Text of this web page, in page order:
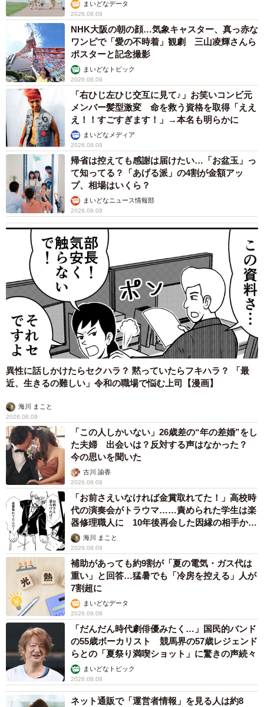
まいどなデータ
2026.08.09
NHK大阪の朝の顔…気象キャスター、真っ赤な
ワンピで「愛の不時着」観劇 三山凌輝さんら
ポスターと記念撮影
まいどなトピック
2026.08.09
「右ひじ左ひじ交互に見て♪」お笑いコンビ元
メンバー髪型激変 命を救う資格を取得「ええ
え！！すごすぎます！」→本名も明らかに
まいどなメディア
2026.08.09
帰省は控えても感謝は届けたい…「お盆玉」っ
て知ってる？「あげる派」の4割が金額アッ
プ、相場はいくら？
まいどなニュース情報部
2026.08.09
異性に話しかけたらセクハラ？ 黙っていたらフキハラ？ 「最
近、生きるの難しい」令和の職場で悩む上司【漫画】
海川 まこと
2026.08.09
「この人しかいない」26歳差の“年の差婚”をし
た夫婦 出会いは？反対する声はなかった？
今の思いを聞いた
古川 諭香
2026.08.09
「お前さえいなければ金賞取れてた！」高校時
代の演奏会がトラウマ……責められた学生は楽
器修理職人に 10年後再会した因縁の相手から
思わぬ申し出【漫画】
海川 まこと
2026.08.09
補助があっても約9割が「夏の電気・ガス代は
重い」と回答…猛暑でも「冷房を控える」人が
7割超に
まいどなデータ
2026.08.08
「だんだん時代劇俳優みたく…」国民的バンド
の55歳ボーカリスト 競馬界の57歳レジェンド
らとの「夏祭り満喫ショット」に驚きの声続々
まいどなトピック
2026.08.08
ネット通販で「運営者情報」を見る人は約8